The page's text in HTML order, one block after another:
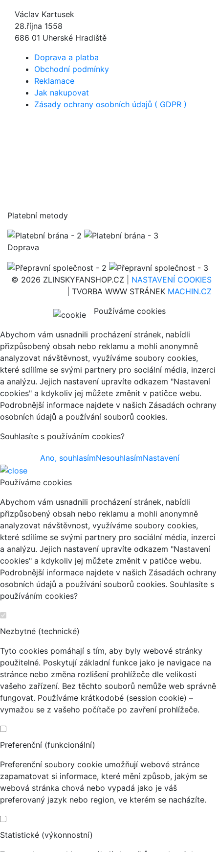
Václav Kartusek
28.října 1558
686 01 Uherské Hradiště
Doprava a platba
Obchodní podmínky
Reklamace
Jak nakupovat
Zásady ochrany osobních údajů ( GDPR )
Platební metody
Doprava
© 2026 ZLINSKYFANSHOP.CZ | NASTAVENÍ COOKIES
| TVORBA WWW STRÁNEK MACHIN.CZ
Používáme cookies
Abychom vám usnadnili procházení stránek, nabídli
přizpůsobený obsah nebo reklamu a mohli anonymně
analyzovat návštěvnost, využíváme soubory cookies,
které sdílíme se svými partnery pro sociální média, inzerci
a analýzu. Jejich nastavení upravíte odkazem "Nastavení
cookies" a kdykoliv jej můžete změnit v patičce webu.
Podrobnější informace najdete v našich Zásadách ochrany
osobních údajů a používání souborů cookies.
Souhlasíte s používáním cookies?
Ano, souhlasímNesouhlasímNastavení
Používáme cookies
Abychom vám usnadnili procházení stránek, nabídli
přizpůsobený obsah nebo reklamu a mohli anonymně
analyzovat návštěvnost, využíváme soubory cookies,
které sdílíme se svými partnery pro sociální média, inzerci
a analýzu. Jejich nastavení upravíte odkazem "Nastavení
cookies" a kdykoliv jej můžete změnit v patičce webu.
Podrobnější informace najdete v našich Zásadách ochrany
osobních údajů a používání souborů cookies. Souhlasíte s
používáním cookies?
Nezbytné (technické)
Tyto cookies pomáhají s tím, aby byly webové stránky
použitelné. Poskytují základní funkce jako je navigace na
stránce nebo změna rozlišení prohlížeče dle velikosti
vašeho zařízení. Bez těchto souborů nemůže web správně
fungovat. Používáme krátkodobé (session cookie) –
vymažou se z vašeho počítače po zavření prohlížeče.
Preferenční (funkcionální)
Preferenční soubory cookie umožňují webové stránce
zapamatovat si informace, které mění způsob, jakým se
webová stránka chová nebo vypadá jako je váš
preferovaný jazyk nebo region, ve kterém se nacházíte.
Statistické (výkonnostní)